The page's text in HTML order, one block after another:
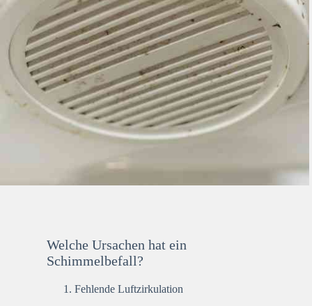
Welche Ursachen hat ein
Schimmelbefall?
Fehlende Luftzirkulation